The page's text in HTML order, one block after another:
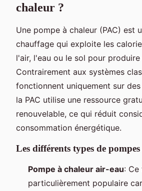
chaleur ?
Une pompe à chaleur (PAC) est
chauffage qui exploite les
l'air, l'eau ou le sol pour produire
Contrairement aux systèmes
fonctionnent uniquement sur
la PAC utilise une ressource
renouvelable, ce qui réduit
consommation énergétique.
Les différents types de
Pompe à chaleur air-eau: Ce
particulièrement populaire